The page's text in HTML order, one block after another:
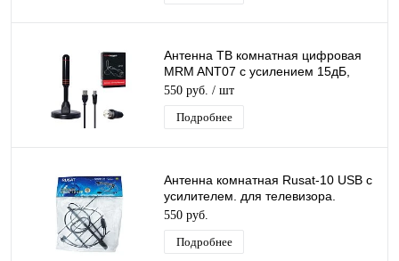
Антенна ТВ комнатная цифровая
MRM ANT07 с усилением 15дБ,
эфирная для DVB-T2 телевидения
550 руб. / шт
Подробнее
Антенна комнатная Rusat-10 USB с
усилителем. для телевизора.
активная. для дома. для дачи
550 руб.
Подробнее